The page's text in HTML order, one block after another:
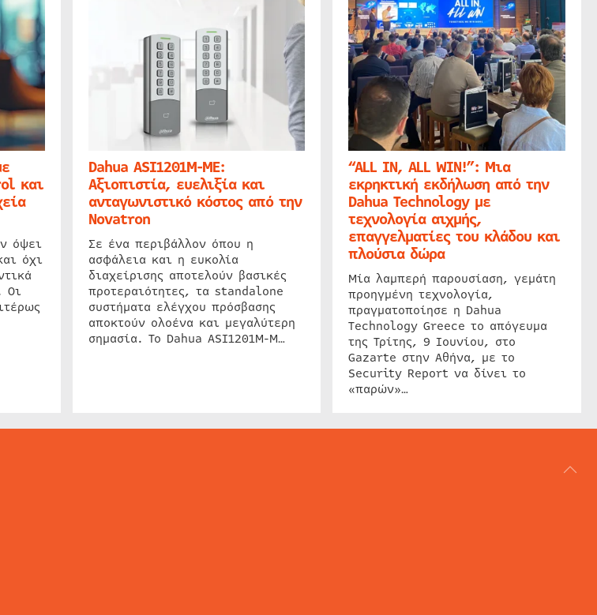
και
όψει
όχι
Οι
Dahua ASI1201M-ME:
Αξιοπιστία, ευελιξία και
ανταγωνιστικό κόστος από την
Novatron
Σε ένα περιβάλλον όπου η
ασφάλεια και η ευκολία
διαχείρισης αποτελούν βασικές
προτεραιότητες, τα standalone
συστήματα ελέγχου πρόσβασης
αποκτούν ολοένα και μεγαλύτερη
σημασία. Το Dahua ASI1201M-M…
“ALL IN, ALL WIN!”: Μια
εκρηκτική εκδήλωση από την
Dahua Technology με
τεχνολογία αιχμής,
επαγγελματίες του κλάδου και
πλούσια δώρα
Μία λαμπερή παρουσίαση, γεμάτη
προηγμένη τεχνολογία,
πραγματοποίησε η Dahua
Technology Greece το απόγευμα
της Τρίτης, 9 Ιουνίου, στο
Gazarte στην Αθήνα, με το
Security Report να δίνει το
«παρών»…